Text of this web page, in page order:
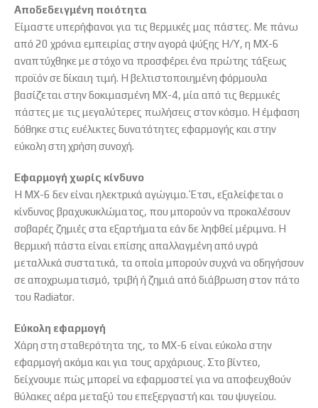
Αποδεδειγμένη ποιότητα
Είμαστε υπερήφανοι για τις θερμικές μας πάστες. Με πάνω
από 20 χρόνια εμπειρίας στην αγορά ψύξης Η/Υ, η MX-6
αναπτύχθηκε με στόχο να προσφέρει ένα πρώτης τάξεως
προϊόν σε δίκαιη τιμή. Η βελτιστοποιημένη φόρμουλα
βασίζεται στην δοκιμασμένη MX-4, μία από τις θερμικές
πάστες με τις μεγαλύτερες πωλήσεις στον κόσμο. Η έμφαση
δόθηκε στις ευέλικτες δυνατότητες εφαρμογής και στην
εύκολη στη χρήση συνοχή.
Εφαρμογή χωρίς κίνδυνο
Η MX-6 δεν είναι ηλεκτρικά αγώγιμο. Έτσι, εξαλείφεται ο
κίνδυνος βραχυκυκλώματος, που μπορούν να προκαλέσουν
σοβαρές ζημιές στα εξαρτήματα εάν δε ληφθεί μέριμνα. Η
θερμική πάστα είναι επίσης απαλλαγμένη από υγρά
μεταλλικά συστατικά, τα οποία μπορούν συχνά να οδηγήσουν
σε αποχρωματισμό, τριβή ή ζημιά από διάβρωση στον πάτο
του Radiator.
Εύκολη εφαρμογή
Χάρη στη σταθερότητα της, το MX-6 είναι εύκολο στην
εφαρμογή ακόμα και για τους αρχάριους. Στο βίντεο,
δείχνουμε πώς μπορεί να εφαρμοστεί για να αποφευχθούν
θύλακες αέρα μεταξύ του επεξεργαστή και του ψυγείου.